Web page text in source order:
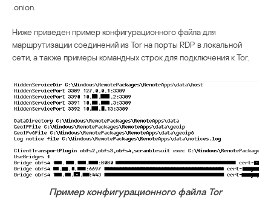
.onion.
Ниже приведен пример конфигурационного файла для
маршрутизации соединений из Tor на порты RDP в локальной
сети, а также примеры командных строк для подключения к Tor.
Пример конфигурационного файла Tor